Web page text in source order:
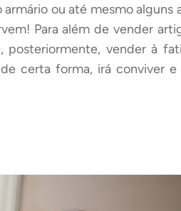
ou até mesmo alguns
Para além de vender
posteriormente, vender à
certa forma, irá conviver e